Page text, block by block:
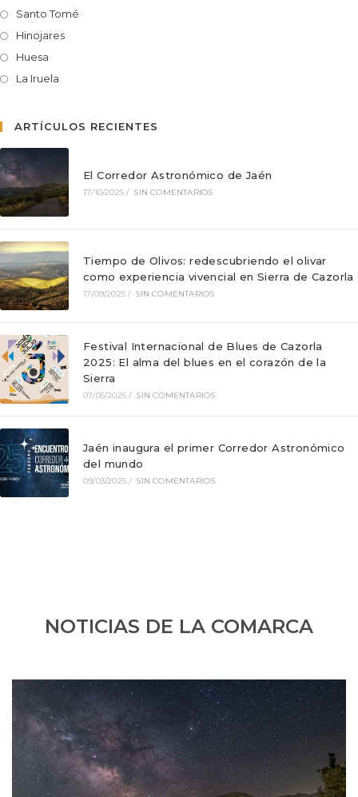
Santo Tomé
Hinojares
Huesa
La Iruela
ARTÍCULOS RECIENTES
El Corredor Astronómico de Jaén
17/10/2025 / SIN COMENTARIOS
Tiempo de Olivos: redescubriendo el olivar
como experiencia vivencial en Sierra de Cazorla
17/09/2025 / SIN COMENTARIOS
Festival Internacional de Blues de Cazorla
2025: El alma del blues en el corazón de la
Sierra
07/05/2025 / SIN COMENTARIOS
Jaén inaugura el primer Corredor Astronómico
del mundo
09/03/2025 / SIN COMENTARIOS
NOTICIAS DE LA COMARCA